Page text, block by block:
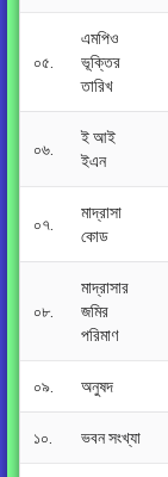
০৫.
এমপিও
ভূক্তির
তারিখ
০৬.
ই আই
ইএন
০৭.
মাদ্রাসা
কোড
০৮.
মাদ্রাসার
জমির
পরিমাণ
০৯. অনুষদ
১০. ভবন সংখ্যা